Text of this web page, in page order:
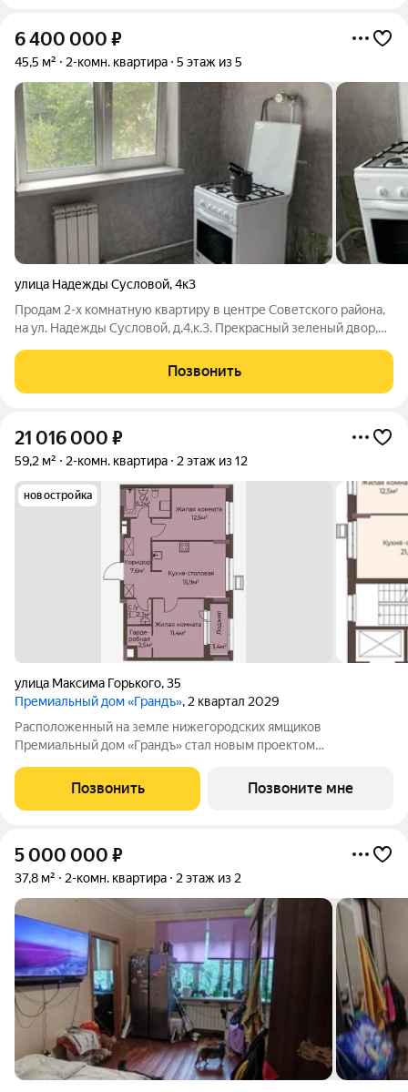
6 400 000 ₽
45,5 м² 2-комн. квартира 5 этаж из 5
улица Надежды Сусловой,4к3
Продам 2-х комнатную квартиру в центре Советского района,
на ул. Надежды Сусловой, д.4,к.3. Прекрасный зеленый двор,
магазинов, две школы, несколько детских шагов, отличная
транспортная
Позвонить
21 016 000 ₽
59,2 м² 2-комн. квартира 2 этаж из 12
новостройка
улица Максима Горького,35
Премиальный дом «Грандъ», 2 квартал 2029
Расположенный на земле нижегородских ямщиков
Премиальный дом «Грандъ» стал новым проектом
сплелись воедино, уделяется внимание к деталям,
индивидуальному подходу и стремлению создать
Позвонить Позвоните мне
5 000 000 ₽
37,8 м² 2-комн. квартира 2 этаж из 2